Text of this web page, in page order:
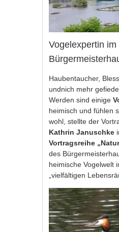
Vogelexpertin im
Haubentaucher,
undnich mehr
Werden sind einige
heimisch und fühlen
wohl, stellte der
Kathrin Januschke
Vortragsreihe
des
heimische Vogelwelt
„vielfältigen